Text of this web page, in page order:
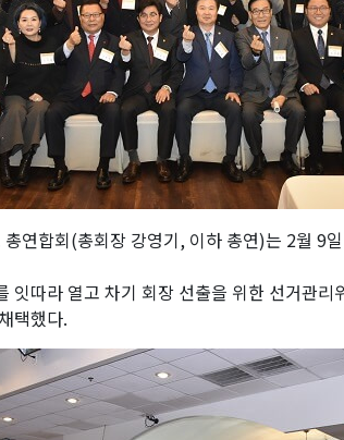
연합회(총회장 강영기, 이하 총연)는 2월 9
잇따라 열고 차기 회장 선출을 위한 선거관리
택했다.